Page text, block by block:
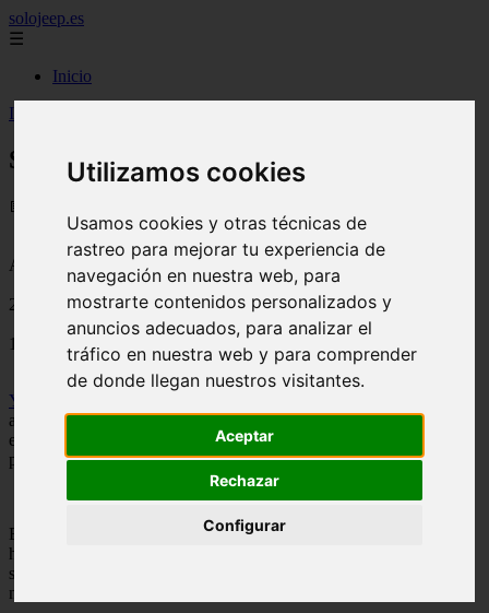
Utilizamos cookies
Usamos cookies y otras técnicas de
rastreo para mejorar tu experiencia de
navegación en nuestra web, para
mostrarte contenidos personalizados y
anuncios adecuados, para analizar el
tráfico en nuestra web y para comprender
de donde llegan nuestros visitantes.
Aceptar
Rechazar
Configurar
solojeep.es
☰
Inicio
Inicio
Seguro de auto barato con yoseguro.com
📅 08/08/2025
Aseguradoras
2012-09-22
1403
Yoseguro.com
asesoramiento cuando queremos unseguro de auto, de manera que
ellos se encargan de buscarnos el mejor seguro y a la vez, de que
podamos contratar unseguro de auto barato.
En su página vemos como gracias a su trabajo nos podemos ahorrar
hasta el 50%, y además podemos cotizar nuestro
su página, sin tener que ir cotizando uno por uno los seguros que
nos interesan.